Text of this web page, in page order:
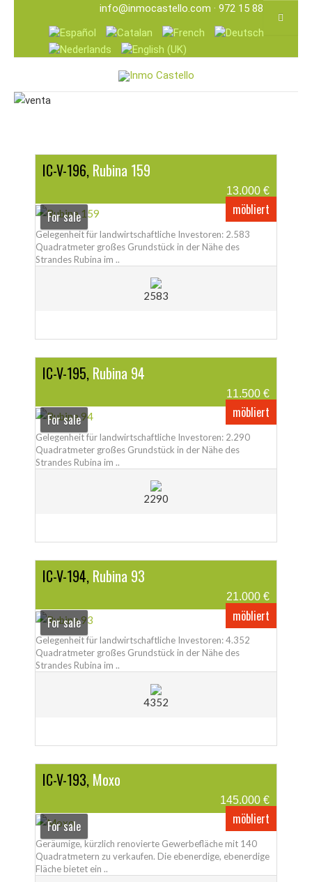
info@inmocastello.com · 972 15 88 25
IC-V-196, Rubina 159
13.000 €
möbliert
For sale
Gelegenheit für landwirtschaftliche Investoren: 2.583
Quadratmeter großes Grundstück in der Nähe des
Strandes Rubina im ..
2583
IC-V-195, Rubina 94
11.500 €
möbliert
For sale
Gelegenheit für landwirtschaftliche Investoren: 2.290
Quadratmeter großes Grundstück in der Nähe des
Strandes Rubina im ..
2290
IC-V-194, Rubina 93
21.000 €
möbliert
For sale
Gelegenheit für landwirtschaftliche Investoren: 4.352
Quadratmeter großes Grundstück in der Nähe des
Strandes Rubina im ..
4352
IC-V-193, Moxo
145.000 €
möbliert
For sale
Geräumige, kürzlich renovierte Gewerbefläche mit 140
Quadratmetern zu verkaufen. Die ebenerdige, ebenerdige
Fläche bietet ein ..